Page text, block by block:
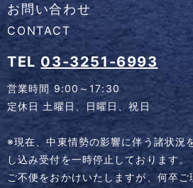
お問い合わせ
CONTACT
TEL 03-3251-6993
営業時間 9:00～17:30
定休日 土曜日、日曜日、祝日
※現在、中東情勢の影響に伴う諸状況
し込み受付を一時停止しております。
ご不便をおかけいたしますが、何卒